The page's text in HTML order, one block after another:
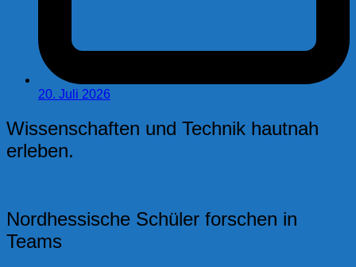
20. Juli 2026
Wissenschaften und Technik hautnah
erleben.
Nordhessische Schüler forschen in
Teams